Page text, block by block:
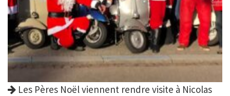
Les Pères Noël viennent rendre visite à Nicolas